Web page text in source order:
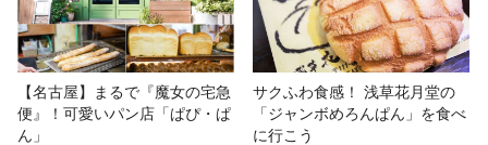
【名古屋】まるで『魔女の宅急
便』！可愛いパン店「ぱぴ・ぱ
ん」
サクふわ食感！ 浅草花月堂の
「ジャンボめろんぱん」を食べ
に行こう